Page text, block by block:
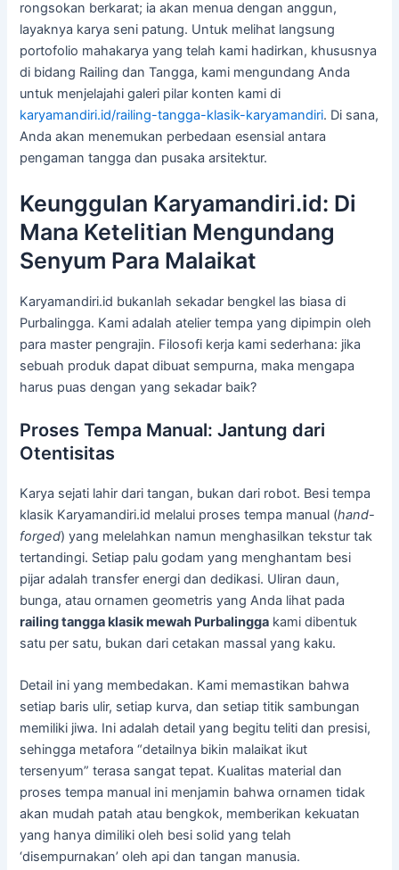
rongsokan berkarat; ia akan menua dengan anggun,
layaknya karya seni patung. Untuk melihat langsung
portofolio mahakarya yang telah kami hadirkan, khususnya
di bidang Railing dan Tangga, kami mengundang Anda
untuk menjelajahi galeri pilar konten kami di
karyamandiri.id/railing-tangga-klasik-karyamandiri. Di sana,
Anda akan menemukan perbedaan esensial antara
pengaman tangga dan pusaka arsitektur.
Keunggulan Karyamandiri.id: Di
Mana Ketelitian Mengundang
Senyum Para Malaikat
Karyamandiri.id bukanlah sekadar bengkel las biasa di
Purbalingga. Kami adalah atelier tempa yang dipimpin oleh
para master pengrajin. Filosofi kerja kami sederhana: jika
sebuah produk dapat dibuat sempurna, maka mengapa
harus puas dengan yang sekadar baik?
Proses Tempa Manual: Jantung dari
Otentisitas
Karya sejati lahir dari tangan, bukan dari robot. Besi tempa
klasik Karyamandiri.id melalui proses tempa manual (hand-
forged) yang melelahkan namun menghasilkan tekstur tak
tertandingi. Setiap palu godam yang menghantam besi
pijar adalah transfer energi dan dedikasi. Uliran daun,
bunga, atau ornamen geometris yang Anda lihat pada
railing tangga klasik mewah Purbalingga kami dibentuk
satu per satu, bukan dari cetakan massal yang kaku.
Detail ini yang membedakan. Kami memastikan bahwa
setiap baris ulir, setiap kurva, dan setiap titik sambungan
memiliki jiwa. Ini adalah detail yang begitu teliti dan presisi,
sehingga metafora “detailnya bikin malaikat ikut
tersenyum” terasa sangat tepat. Kualitas material dan
proses tempa manual ini menjamin bahwa ornamen tidak
akan mudah patah atau bengkok, memberikan kekuatan
yang hanya dimiliki oleh besi solid yang telah
‘disempurnakan’ oleh api dan tangan manusia.